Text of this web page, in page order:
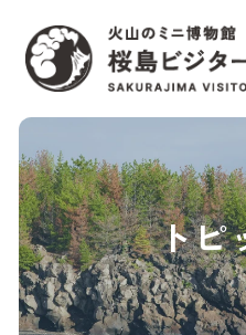
桜島ビジタ
ー公式サイ
のミニ博物館
トピ